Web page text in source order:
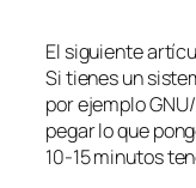
El siguiente
Si tienes un
por ejemplo
pegar lo que
10-15 minutos